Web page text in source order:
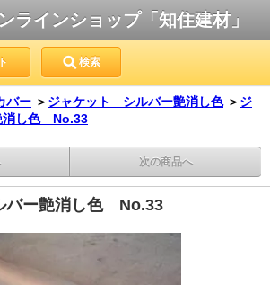
ラインショップ「知住建材」
検索
バー ＞ ジャケット シルバー艶消し色 ＞ ジ
消し色 No.33
次の商品へ
バー艶消し色 No.33